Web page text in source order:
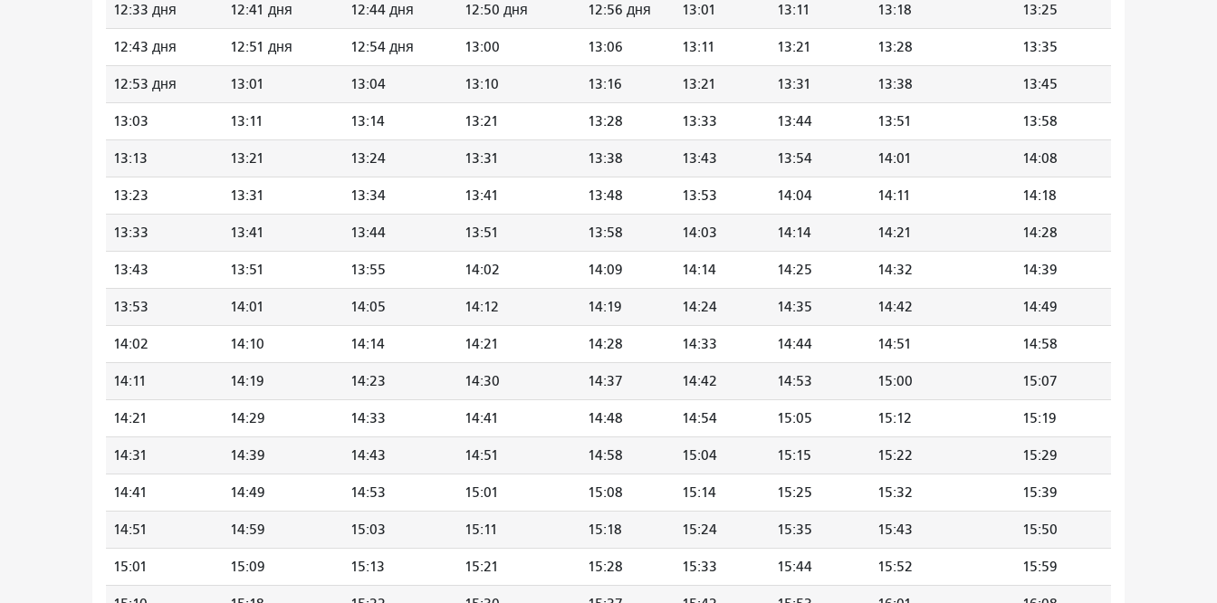
12:33 дня 12:41 дня 12:44 дня 12:50 дня 12:56 дня 13:01 13:11 13:18 13:25
12:43 дня 12:51 дня 12:54 дня 13:00 13:06 13:11 13:21 13:28 13:35
12:53 дня 13:01 13:04 13:10 13:16 13:21 13:31 13:38 13:45
13:03 13:11 13:14 13:21 13:28 13:33 13:44 13:51 13:58
13:13 13:21 13:24 13:31 13:38 13:43 13:54 14:01 14:08
13:23 13:31 13:34 13:41 13:48 13:53 14:04 14:11 14:18
13:33 13:41 13:44 13:51 13:58 14:03 14:14 14:21 14:28
13:43 13:51 13:55 14:02 14:09 14:14 14:25 14:32 14:39
13:53 14:01 14:05 14:12 14:19 14:24 14:35 14:42 14:49
14:02 14:10 14:14 14:21 14:28 14:33 14:44 14:51 14:58
14:11 14:19 14:23 14:30 14:37 14:42 14:53 15:00 15:07
14:21 14:29 14:33 14:41 14:48 14:54 15:05 15:12 15:19
14:31 14:39 14:43 14:51 14:58 15:04 15:15 15:22 15:29
14:41 14:49 14:53 15:01 15:08 15:14 15:25 15:32 15:39
14:51 14:59 15:03 15:11 15:18 15:24 15:35 15:43 15:50
15:01 15:09 15:13 15:21 15:28 15:33 15:44 15:52 15:59